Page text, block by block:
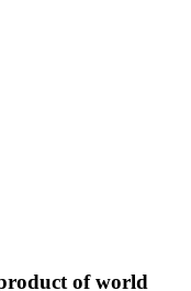
of world